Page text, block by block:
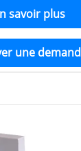
savoir plus
une